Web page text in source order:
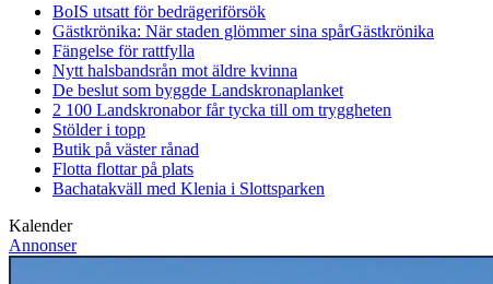
BoIS utsatt för bedrägeriförsök
Gästkrönika: När staden glömmer sina spårGästkrönika
Fängelse för rattfylla
Nytt halsbandsrån mot äldre kvinna
De beslut som byggde Landskronaplanket
2 100 Landskronabor får tycka till om tryggheten
Stölder i topp
Butik på väster rånad
Flotta flottar på plats
Bachatakväll med Klenia i Slottsparken
Kalender
Annonser